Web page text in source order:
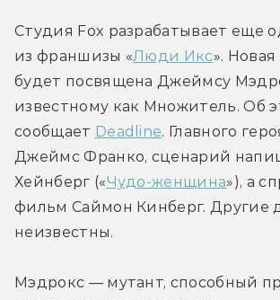
Студия Fox разрабатывает еще
из франшизы «Люди Икс».
будет посвящена Джеймсу
известному как Множитель. Об
сообщает Deadline. Главного
Джеймс Франко, сценарий
Хейнберг («Чудо-женщина»), а
фильм Саймон Кинберг. Другие
неизвестны.
Мэдрокс — мутант, способный